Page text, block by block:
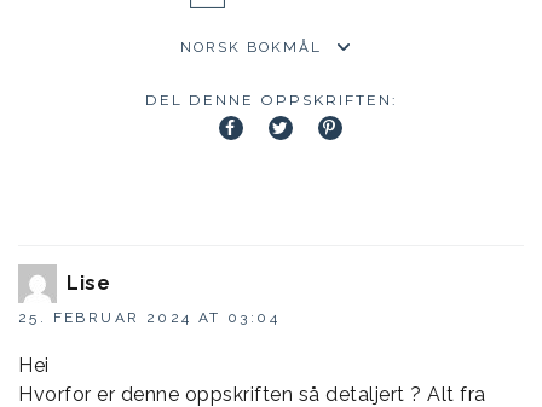
DEL DENNE OPPSKRIFTEN:
Lise
25. FEBRUAR 2024 AT 03:04
Hei
Hvorfor er denne oppskriften så detaljert ? Alt fra